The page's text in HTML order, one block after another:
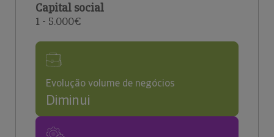
Capital social
1 - 5.000€
Evolução volume de negócios
Diminui